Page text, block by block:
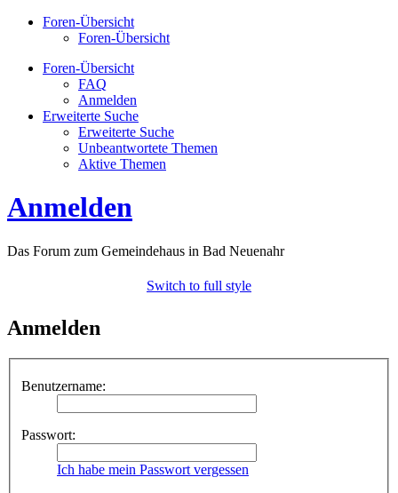
Foren-Übersicht
Foren-Übersicht
Foren-Übersicht
FAQ
Anmelden
Erweiterte Suche
Erweiterte Suche
Unbeantwortete Themen
Aktive Themen
Anmelden
Das Forum zum Gemeindehaus in Bad Neuenahr
Switch to full style
Anmelden
Benutzername:
Passwort:
Ich habe mein Passwort vergessen